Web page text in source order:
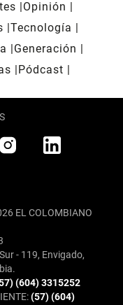
Opinión
Tecnología
Generación
Pódcast
EL COLOMBIANO
- 119, Envigado,
(604) 3315252
(57) (604)